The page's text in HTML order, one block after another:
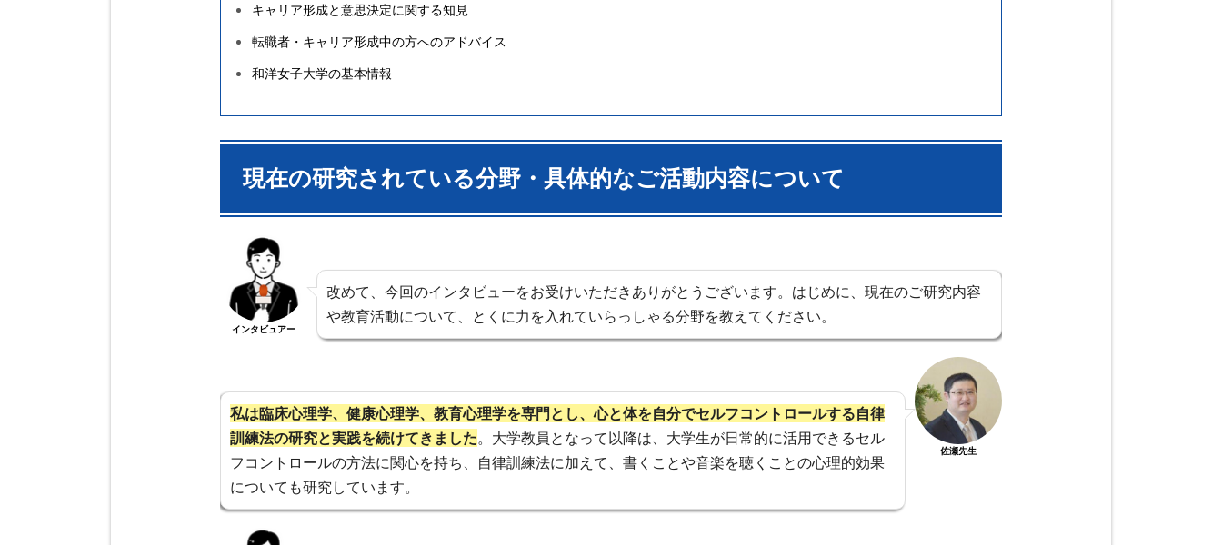
キャリア形成と意思決定に関する知見
転職者・キャリア形成中の方へのアドバイス
和洋女子大学の基本情報
現在の研究されている分野・具体的なご活動内容について
インタビュアー
改めて、今回のインタビューをお受けいただきありがとうございます。はじめに、現在のご研究内容
や教育活動について、とくに力を入れていらっしゃる分野を教えてください。
私は臨床心理学、健康心理学、教育心理学を専門とし、心と体を自分でセルフコントロールする自律
訓練法の研究と実践を続けてきました。大学教員となって以降は、大学生が日常的に活用できるセル
フコントロールの方法に関心を持ち、自律訓練法に加えて、書くことや音楽を聴くことの心理的効果
についても研究しています。
佐瀬先生